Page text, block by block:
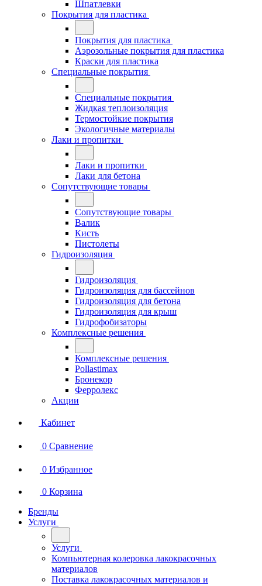
Шпатлевки
Покрытия для пластика
Покрытия для пластика
Аэрозольные покрытия для пластика
Краски для пластика
Специальные покрытия
Специальные покрытия
Жидкая теплоизоляция
Термостойкие покрытия
Экологичные материалы
Лаки и пропитки
Лаки и пропитки
Лаки для бетона
Сопутствующие товары
Сопутствующие товары
Валик
Кисть
Пистолеты
Гидроизоляция
Гидроизоляция
Гидроизоляция для бассейнов
Гидроизоляция для бетона
Гидроизоляция для крыш
Гидрофобизаторы
Комплексные решения
Комплексные решения
Pollastimax
Бронекор
Ферролекс
Акции
Кабинет
0 Сравнение
0 Избранное
0 Корзина
Бренды
Услуги
Услуги
Компьютерная колеровка лакокрасочных
материалов
Поставка лакокрасочных материалов и